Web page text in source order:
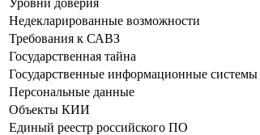
Недекларированные возможности
Требования к САВЗ
Государственная тайна
Государственные информационные системы
Персональные данные
Объекты КИИ
Единый реестр российского ПО